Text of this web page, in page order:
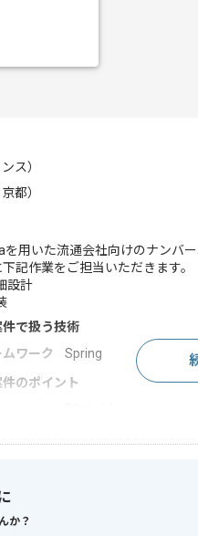
ス）
都）
を用いた流通会社向けのナンバ
下記作業をご担当いただきます。
設計
件で扱う技術
ムワーク
Spring
件のポイント
か？